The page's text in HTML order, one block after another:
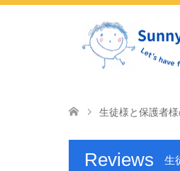
生徒様と保護者
Reviews 生